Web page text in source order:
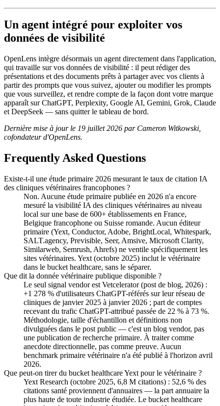
Un agent intégré pour exploiter vos
données de visibilité
OpenLens intègre désormais un agent directement dans l'application,
qui travaille sur vos données de visibilité : il peut rédiger des
présentations et des documents prêts à partager avec vos clients à
partir des prompts que vous suivez, ajouter ou modifier les prompts
que vous surveillez, et rendre compte de la façon dont votre marque
apparaît sur ChatGPT, Perplexity, Google AI, Gemini, Grok, Claude
et DeepSeek — sans quitter le tableau de bord.
Dernière mise à jour le 19 juillet 2026 par Cameron Witkowski,
cofondateur d'OpenLens.
Frequently Asked Questions
Existe-t-il une étude primaire 2026 mesurant le taux de citation IA
des cliniques vétérinaires francophones ?
Non. Aucune étude primaire publiée en 2026 n'a encore
mesuré la visibilité IA des cliniques vétérinaires au niveau
local sur une base de 600+ établissements en France,
Belgique francophone ou Suisse romande. Aucun éditeur
primaire (Yext, Conductor, Adobe, BrightLocal, Whitespark,
SALT.agency, Previsible, Seer, Amsive, Microsoft Clarity,
Similarweb, Semrush, Ahrefs) ne ventile spécifiquement les
sites vétérinaires. Yext (octobre 2025) inclut le vétérinaire
dans le bucket healthcare, sans le séparer.
Que dit la donnée vétérinaire publique disponible ?
Le seul signal vendor est Vetcelerator (post de blog, 2026) :
+1 278 % d'utilisateurs ChatGPT-référés sur leur réseau de
cliniques de janvier 2025 à janvier 2026 ; part de comptes
recevant du trafic ChatGPT-attribué passée de 22 % à 73 %.
Méthodologie, taille d'échantillon et définitions non
divulguées dans le post public — c'est un blog vendor, pas
une publication de recherche primaire. À traiter comme
anecdote directionnelle, pas comme preuve. Aucun
benchmark primaire vétérinaire n'a été publié à l'horizon avril
2026.
Que peut-on tirer du bucket healthcare Yext pour le vétérinaire ?
Yext Research (octobre 2025, 6,8 M citations) : 52,6 % des
citations santé proviennent d'annuaires — la part annuaire la
plus haute de toute industrie étudiée. Le bucket healthcare